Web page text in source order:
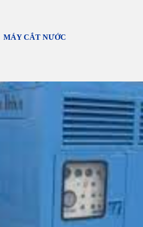
MÁY CẮT NƯỚC